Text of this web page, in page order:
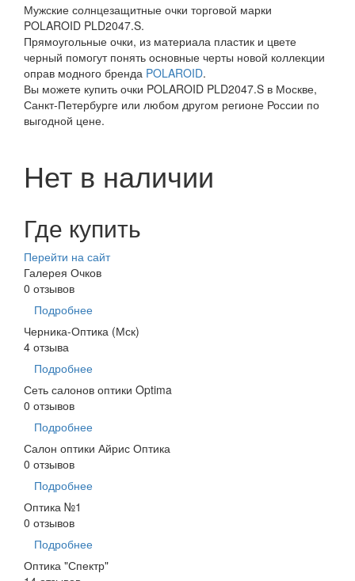
Мужские солнцезащитные очки торговой марки
POLAROID PLD2047.S.
Прямоугольные очки, из материала пластик и цвете
черный помогут понять основные черты новой коллекции
оправ модного бренда POLAROID.
Вы можете купить очки POLAROID PLD2047.S в Москве,
Санкт-Петербурге или любом другом регионе России по
выгодной цене.
Нет в наличии
Где купить
Перейти на сайт
Галерея Очков
0 отзывов
Подробнее
Черника-Оптика (Мск)
4 отзыва
Подробнее
Сеть салонов оптики Optima
0 отзывов
Подробнее
Салон оптики Айрис Оптика
0 отзывов
Подробнее
Оптика №1
0 отзывов
Подробнее
Оптика "Спектр"